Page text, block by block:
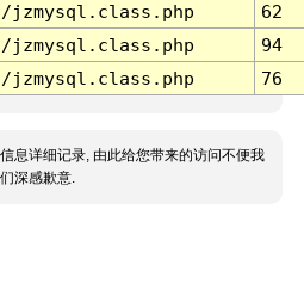
jzmysql.class.php
62
jzmysql.class.php
94
jzmysql.class.php 76
息详细记录, 由此给您带来的访问不便我
们深感歉意.